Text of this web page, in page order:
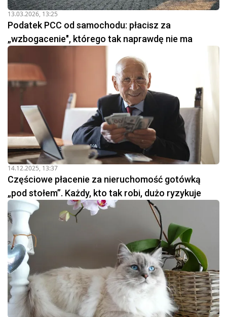
13.03.2026, 13:25
Podatek PCC od samochodu: płacisz za
„wzbogacenie", którego tak naprawdę nie ma
14.12.2025, 13:37
Częściowe płacenie za nieruchomość gotówką
„pod stołem”. Każdy, kto tak robi, dużo ryzykuje